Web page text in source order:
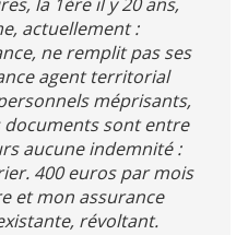
actuellement :
ne remplit pas ses
agent territorial
méprisants,
documents sont entre
aucune indemnité :
400 euros par mois
et mon assurance
révoltant.